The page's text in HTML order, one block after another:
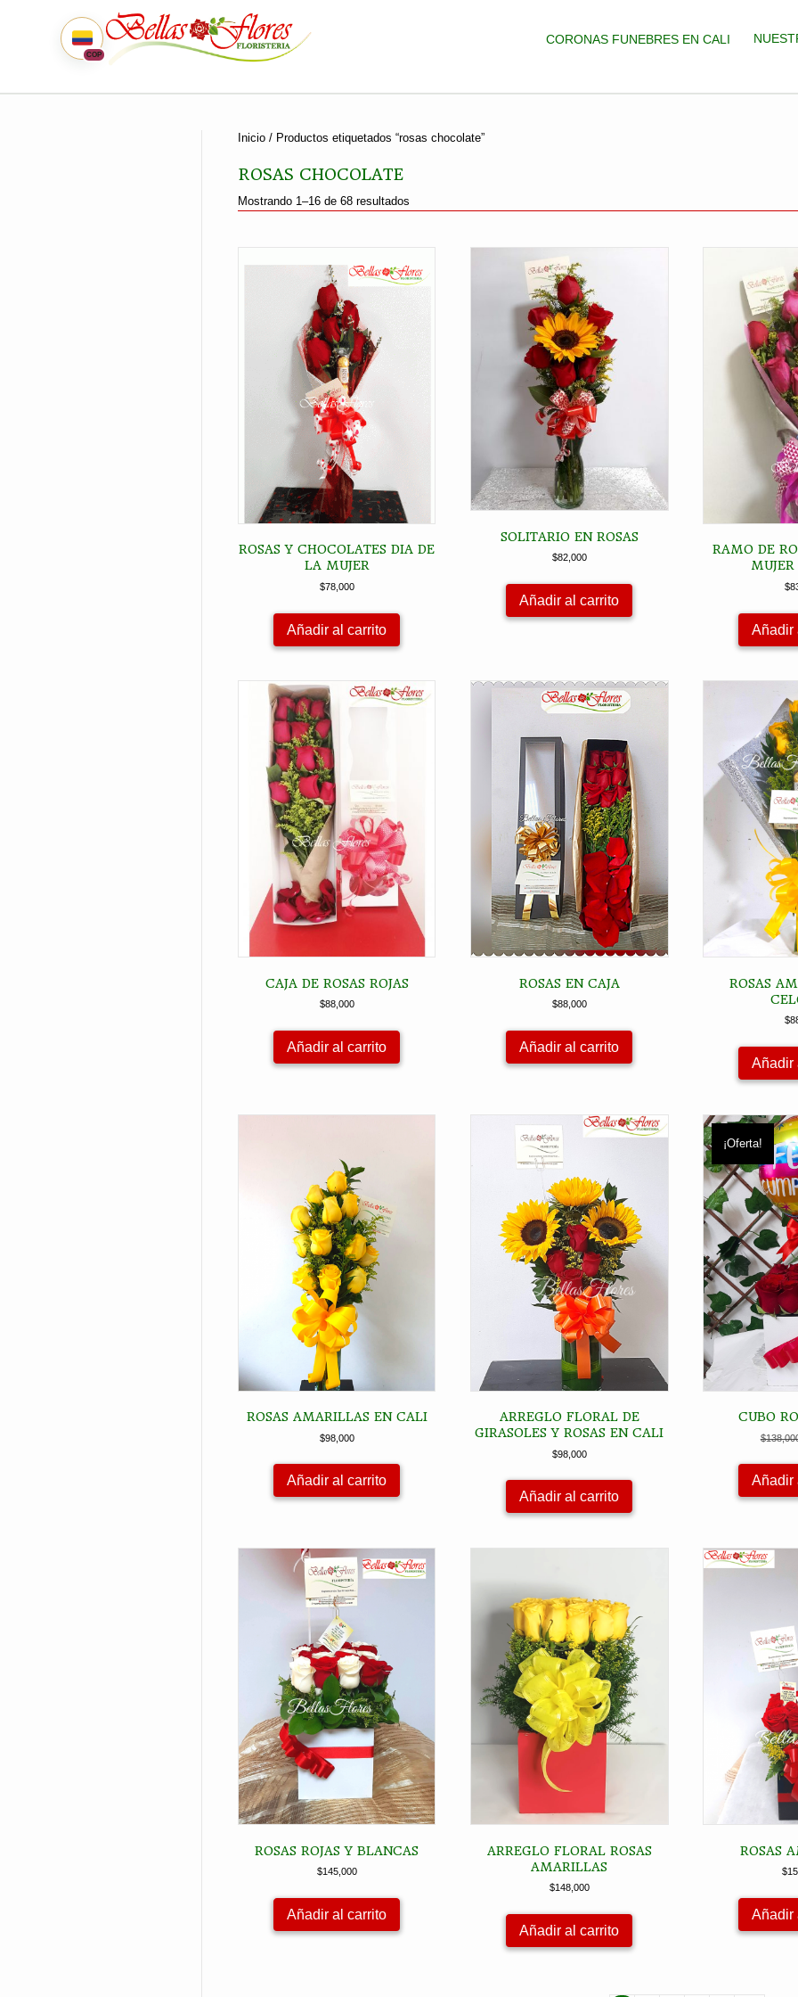
COP
CORONAS FUNEBRES EN CALI
Inicio/ Productos etiquetados “rosas chocolate”
ROSAS CHOCOLATE
Mostrando 1–16 de 68 resultadosOrdenado
bajo
a
alto
ROSAS Y CHOCOLATES DIA DE
LA MUJER
$78,000
Añadir al carrito
SOLITARIO EN ROSAS
$82,000
Añadir al carrito
RAMO DE
$
Añadir
CAJA DE ROSAS ROJAS
$88,000
Añadir al carrito
ROSAS EN CAJA
$88,000
Añadir al carrito
ROSAS
$
Añadir
ROSAS AMARILLAS EN CALI
$98,000
Añadir al carrito
ARREGLO FLORAL DE
GIRASOLES Y ROSAS EN CALI
$98,000
Añadir al carrito
¡Oferta!
CUBO
$
Añadir
ROSAS ROJAS Y BLANCAS
$145,000
Añadir al carrito
ARREGLO FLORAL ROSAS
AMARILLAS
$148,000
Añadir al carrito
ROSAS
$
Añadir